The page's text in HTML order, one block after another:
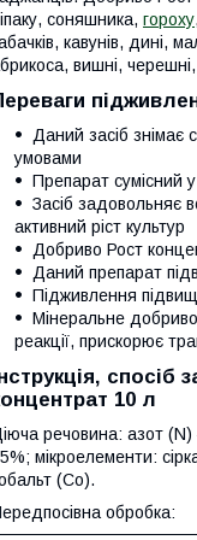
соняшника, гороху
кавунів, дині,
вишні,
Даний засіб знімає
умовами
Препарат сумісний
Засіб задовольняє
активний ріст культур
Добриво Рост
Даний препарат
Підживлення
Мінеральне
реакції, прискорює
10 л
речовина: азот (N)
мікроелементи:
(Co).
обробка: